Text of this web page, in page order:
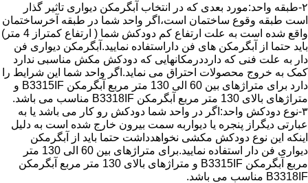
۲-طبقه واحد:مورد بعدی که در انتخاب آبگرمکن دیواری تاثیر گذار
است طبقه وقوع ساختمان است،اگر واحد شما در طبقه آخرساختمان
واقع شده است به علت ارتفاع کم دودکش شما ( ارتفاع کمتراز 4 متر)
باید حتما از آبگرمکن های فن داراستفاده نمایید.آبگرمکن دیواری فن
دار به علت فنی که دارددرمکانهایی که دودکش مکش مناسبی ندارد
کمک به خروج محصولات احتراق می نماید.اگر واحد شما این شرایط را
دارد برای متراژهای بین 60 الی 130 متر مربع آبگرمکن B3315IF و
متراژهای بالای 130 متر مربع آبگرمکن B3318IF مناسب می باشد.
۳-نوع دودکش واحد:اگر در واحد شما دودکش رو کار می باشد یا به
عبارتی دیگراز پنجره یا دیواربه سمت بیرون خارج شده است به دلیل
اینکه این نوع دودکش مکشی نخواهدداشت حتما باید از آبگرمکن
دیواری فن دار استفاده نمایید.برای متراژهای بین 60 الی 130 متر
مربع آبگرمکن B3315IF و متراژهای بالای 130 متر مربع آبگرمکن
B3318IF مناسب می باشد.